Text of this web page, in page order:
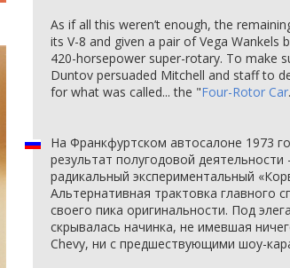
As if all this weren’t enough, the
its V-8 and given a pair of Vega
420-horsepower super-rotary. To make
Duntov persuaded Mitchell and staff to
for what was called... the "Four-Rotor Car
На Франкфуртском автосалоне 1973
результат полугодовой
радикальный экспериментальный
Альтернативная трактовка главного
своего пика оригинальности. Под
скрывалась начинка, не имевшая
Chevy, ни с предшествующими шоу-